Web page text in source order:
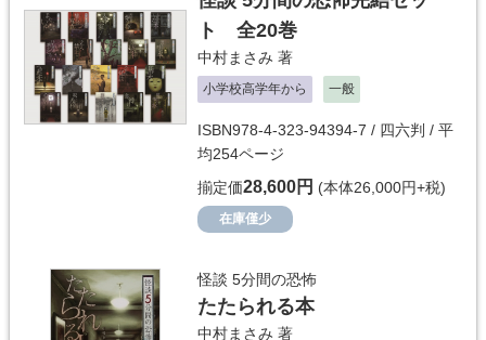
ト 全20巻
中村まさみ 著
小学校高学年から 一般
ISBN978-4-323-94394-7 / 四六判 / 平
均254ページ
揃定価28,600円 (本体26,000円+税)
在庫僅少
怪談 5分間の恐怖
たたられる本
中村まさみ 著